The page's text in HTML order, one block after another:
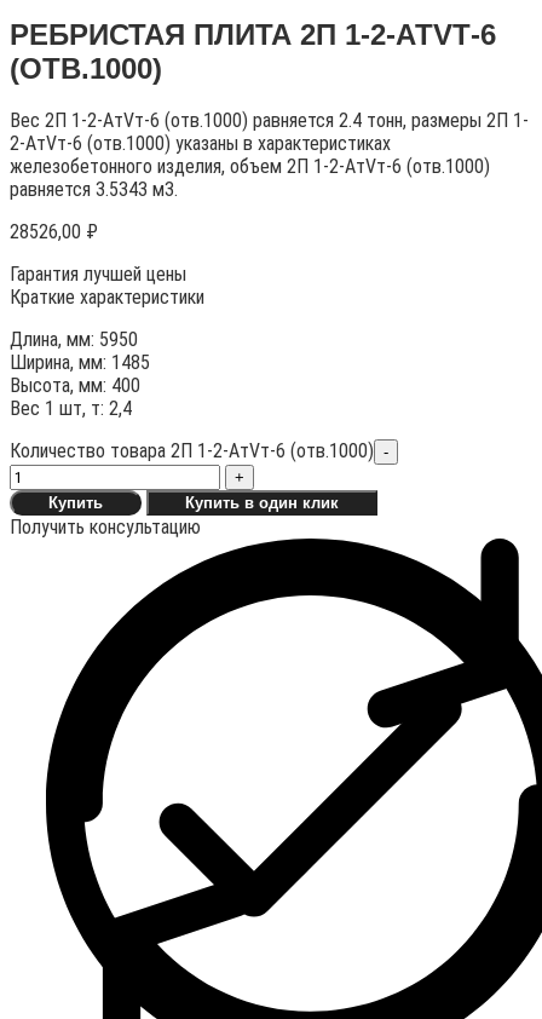
РЕБРИСТАЯ ПЛИТА 2П 1-2-АТVТ-6
(ОТВ.1000)
Вес 2П 1-2-АтVт-6 (отв.1000) равняется 2.4 тонн, размеры 2П 1-
2-АтVт-6 (отв.1000) указаны в характеристиках
железобетонного изделия, объем 2П 1-2-АтVт-6 (отв.1000)
равняется 3.5343 м3.
28526,00 ₽
Гарантия лучшей цены
Краткие характеристики
Длина, мм: 5950
Ширина, мм: 1485
Высота, мм: 400
Вес 1 шт, т: 2,4
Количество товара 2П 1-2-АтVт-6 (отв.1000) -
+
Купить
Купить в один клик
Получить консультацию